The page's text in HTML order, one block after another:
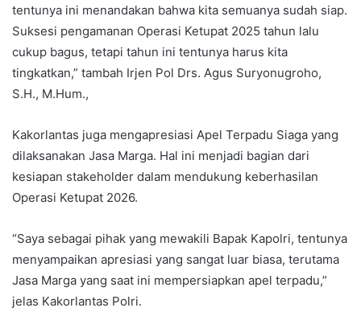
tentunya ini menandakan bahwa kita semuanya sudah siap.
Suksesi pengamanan Operasi Ketupat 2025 tahun lalu
cukup bagus, tetapi tahun ini tentunya harus kita
tingkatkan,” tambah Irjen Pol Drs. Agus Suryonugroho,
S.H., M.Hum.,
Kakorlantas juga mengapresiasi Apel Terpadu Siaga yang
dilaksanakan Jasa Marga. Hal ini menjadi bagian dari
kesiapan stakeholder dalam mendukung keberhasilan
Operasi Ketupat 2026.
“Saya sebagai pihak yang mewakili Bapak Kapolri, tentunya
menyampaikan apresiasi yang sangat luar biasa, terutama
Jasa Marga yang saat ini mempersiapkan apel terpadu,”
jelas Kakorlantas Polri.